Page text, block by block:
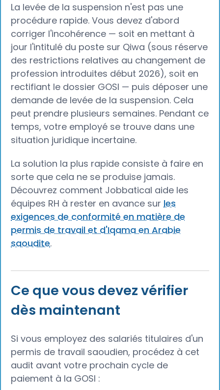
La levée de la suspension n'est pas une
procédure rapide. Vous devez d'abord
corriger l'incohérence — soit en mettant à
jour l'intitulé du poste sur Qiwa (sous réserve
des restrictions relatives au changement de
profession introduites début 2026), soit en
rectifiant le dossier GOSI — puis déposer une
demande de levée de la suspension. Cela
peut prendre plusieurs semaines. Pendant ce
temps, votre employé se trouve dans une
situation juridique incertaine.
La solution la plus rapide consiste à faire en
sorte que cela ne se produise jamais.
Découvrez comment Jobbatical aide les
équipes RH à rester en avance surles
exigences de conformité en matière de
permis de travail et d'Iqama en Arabie
saoudite.
Ce que vous devez vérifier
dès maintenant
Si vous employez des salariés titulaires d'un
permis de travail saoudien, procédez à cet
audit avant votre prochain cycle de
paiement à la GOSI :